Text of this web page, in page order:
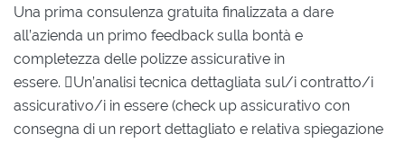
Una prima consulenza gratuita finalizzata a dare
all’azienda un primo feedback sulla bontà e
completezza delle polizze assicurative in
essere. Un’analisi tecnica dettagliata sul/i contratto/i
assicurativo/i in essere (check up assicurativo con
consegna di un report dettagliato e relativa spiegazione